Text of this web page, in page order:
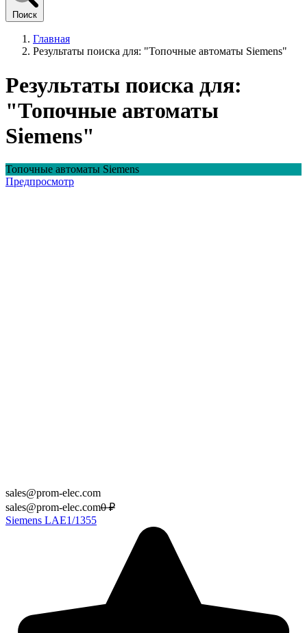
Поиск
Главная
Результаты поиска для: "Топочные автоматы Siemens"
Результаты поиска для:
"Топочные автоматы
Siemens"
Топочные автоматы Siemens
Предпросмотр
sales@prom-elec.com
sales@prom-elec.com0 ₽
Siemens LAE1/1355